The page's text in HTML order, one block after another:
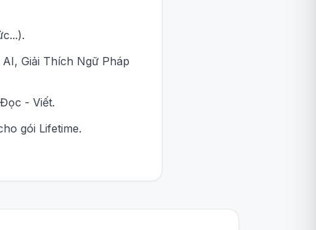
Giải Thích Ngữ Pháp
- Viết.
gói Lifetime.